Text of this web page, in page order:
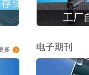
工厂
多 电子期刊